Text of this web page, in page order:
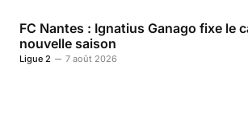
FC Nantes : Ignatius Ganago fixe le
nouvelle saison
Ligue 2 7 août 2026